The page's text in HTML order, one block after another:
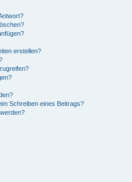
erstellen?
Schreiben eines Beitrags?